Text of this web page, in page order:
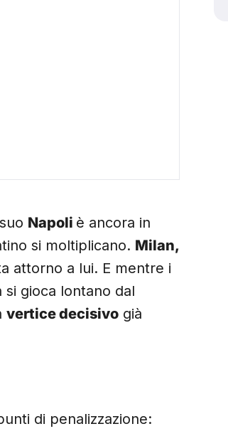
Napoli è ancora in
si moltiplicano. Milan,
attorno a lui. E mentre i
gioca lontano dal
vertice decisivo già
di penalizzazione: